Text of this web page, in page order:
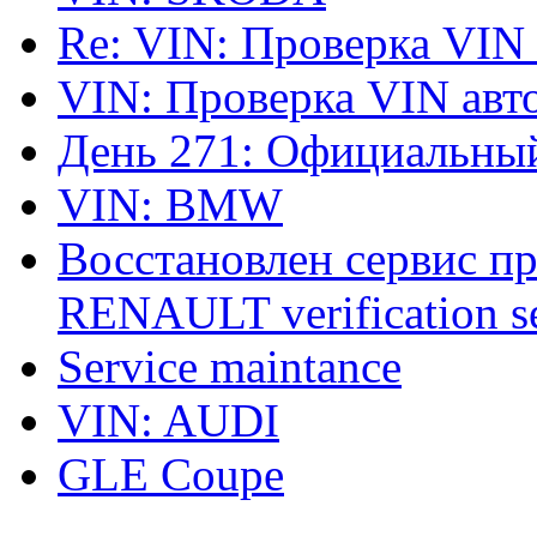
Re: VIN: Проверка VIN
VIN: Проверка VIN
День 271:
VIN: BMW
Восстановлен сервис
RENAULT verification
Service maintance
VIN: AUDI
GLE Coupe